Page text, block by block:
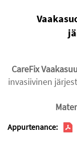
CareFix
invasiivinen
Appurtenance: